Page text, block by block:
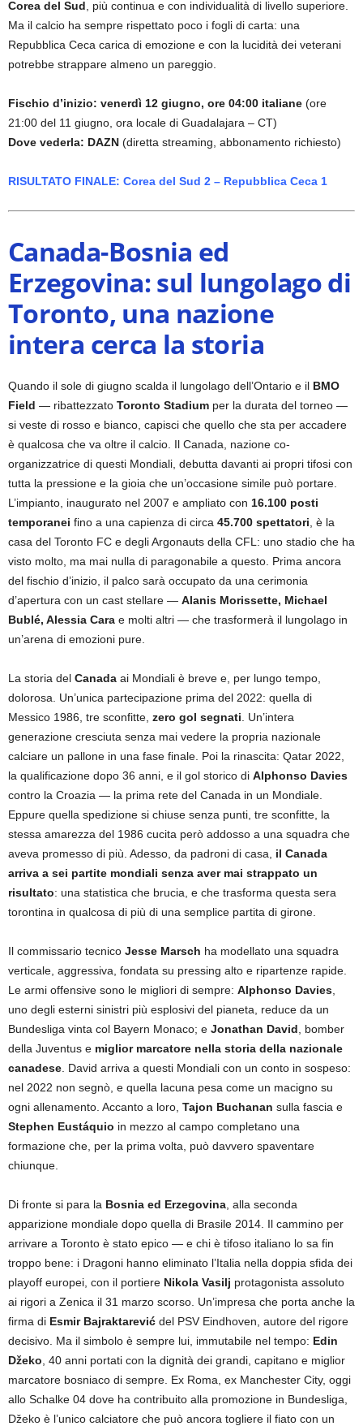
Corea del Sud , più continua e con individualità di livello superiore.
Ma il calcio ha sempre rispettato poco i fogli di carta: una
Repubblica Ceca carica di emozione e con la lucidità dei veterani
potrebbe strappare almeno un pareggio.
Fischio d’inizio: venerdì 12 giugno, ore 04:00 italiane (ore
21:00 del 11 giugno, ora locale di Guadalajara – CT)
Dove vederla: DAZN (diretta streaming, abbonamento richiesto)
RISULTATO FINALE: Corea del Sud 2 – Repubblica Ceca 1
Canada-Bosnia ed
Erzegovina: sul lungolago di
Toronto, una nazione
intera cerca la storia
Quando il sole di giugno scalda il lungolago dell’Ontario e il BMO
Field — ribattezzato Toronto Stadium per la durata del torneo —
si veste di rosso e bianco, capisci che quello che sta per accadere
è qualcosa che va oltre il calcio. Il Canada, nazione co-
organizzatrice di questi Mondiali, debutta davanti ai propri tifosi con
tutta la pressione e la gioia che un’occasione simile può portare.
L’impianto, inaugurato nel 2007 e ampliato con 16.100 posti
temporanei fino a una capienza di circa 45.700 spettatori , è la
casa del Toronto FC e degli Argonauts della CFL: uno stadio che ha
visto molto, ma mai nulla di paragonabile a questo. Prima ancora
del fischio d’inizio, il palco sarà occupato da una cerimonia
d’apertura con un cast stellare — Alanis Morissette, Michael
Bublé, Alessia Cara e molti altri — che trasformerà il lungolago in
un’arena di emozioni pure.
La storia del Canada ai Mondiali è breve e, per lungo tempo,
dolorosa. Un’unica partecipazione prima del 2022: quella di
Messico 1986, tre sconfitte, zero gol segnati . Un’intera
generazione cresciuta senza mai vedere la propria nazionale
calciare un pallone in una fase finale. Poi la rinascita: Qatar 2022,
la qualificazione dopo 36 anni, e il gol storico di Alphonso Davies
contro la Croazia — la prima rete del Canada in un Mondiale.
Eppure quella spedizione si chiuse senza punti, tre sconfitte, la
stessa amarezza del 1986 cucita però addosso a una squadra che
aveva promesso di più. Adesso, da padroni di casa, il Canada
arriva a sei partite mondiali senza aver mai strappato un
risultato: una statistica che brucia, e che trasforma questa sera
torontina in qualcosa di più di una semplice partita di girone.
Il commissario tecnico Jesse Marsch ha modellato una squadra
verticale, aggressiva, fondata su pressing alto e ripartenze rapide.
Le armi offensive sono le migliori di sempre: Alphonso Davies
uno degli esterni sinistri più esplosivi del pianeta, reduce da un
Bundesliga vinta col Bayern Monaco; e Jonathan David , bomber
della Juventus e miglior marcatore nella storia della nazionale
canadese . David arriva a questi Mondiali con un conto in sospeso:
nel 2022 non segnò, e quella lacuna pesa come un macigno su
ogni allenamento. Accanto a loro, Tajon Buchanan sulla fascia e
Stephen Eustáquio in mezzo al campo completano una
formazione che, per la prima volta, può davvero spaventare
chiunque.
Di fronte si para la Bosnia ed Erzegovina , alla seconda
apparizione mondiale dopo quella di Brasile 2014. Il cammino per
arrivare a Toronto è stato epico — e chi è tifoso italiano lo sa fin
troppo bene: i Dragoni hanno eliminato l’Italia nella doppia sfida dei
playoff europei, con il portiere Nikola Vasilj protagonista assoluto
ai rigori a Zenica il 31 marzo scorso. Un’impresa che porta anche la
firma di Esmir Bajraktarević del PSV Eindhoven, autore del rigore
decisivo. Ma il simbolo è sempre lui, immutabile nel tempo: Edin
Džeko , 40 anni portati con la dignità dei grandi, capitano e miglior
marcatore bosniaco di sempre. Ex Roma, ex Manchester City, oggi
allo Schalke 04 dove ha contribuito alla promozione in Bundesliga,
Džeko è l’unico calciatore che può ancora togliere il fiato con un